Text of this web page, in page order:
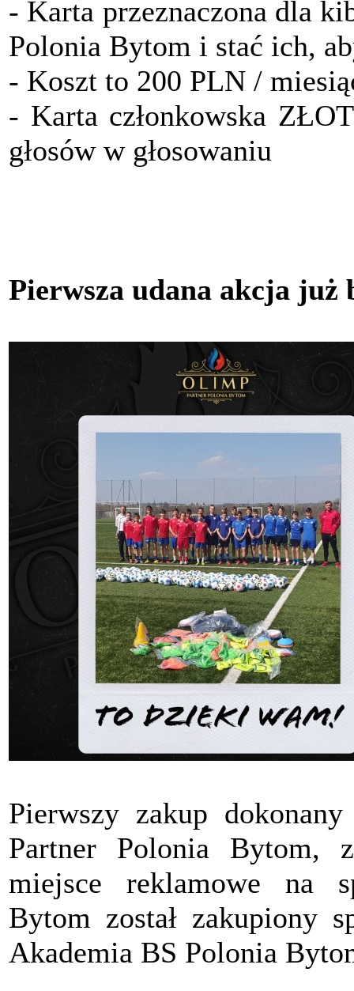
- Karta przeznaczona dla
Polonia Bytom i stać ich,
- Koszt to 200 PLN /
- Karta członkowska
głosów w głosowaniu
Pierwsza udana akcja już
Pierwszy zakup
Partner Polonia Bytom,
miejsce reklamowe na
Bytom został zakupiony
Akademia BS Polonia